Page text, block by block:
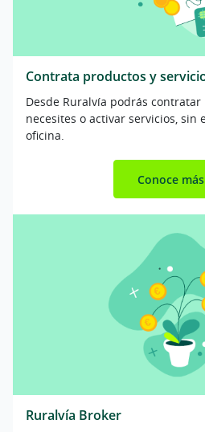
Contrata productos y
Desde Ruralvía podrás
necesites o activar servicios, sin
oficina.
Conoce más
Ruralvía Broker